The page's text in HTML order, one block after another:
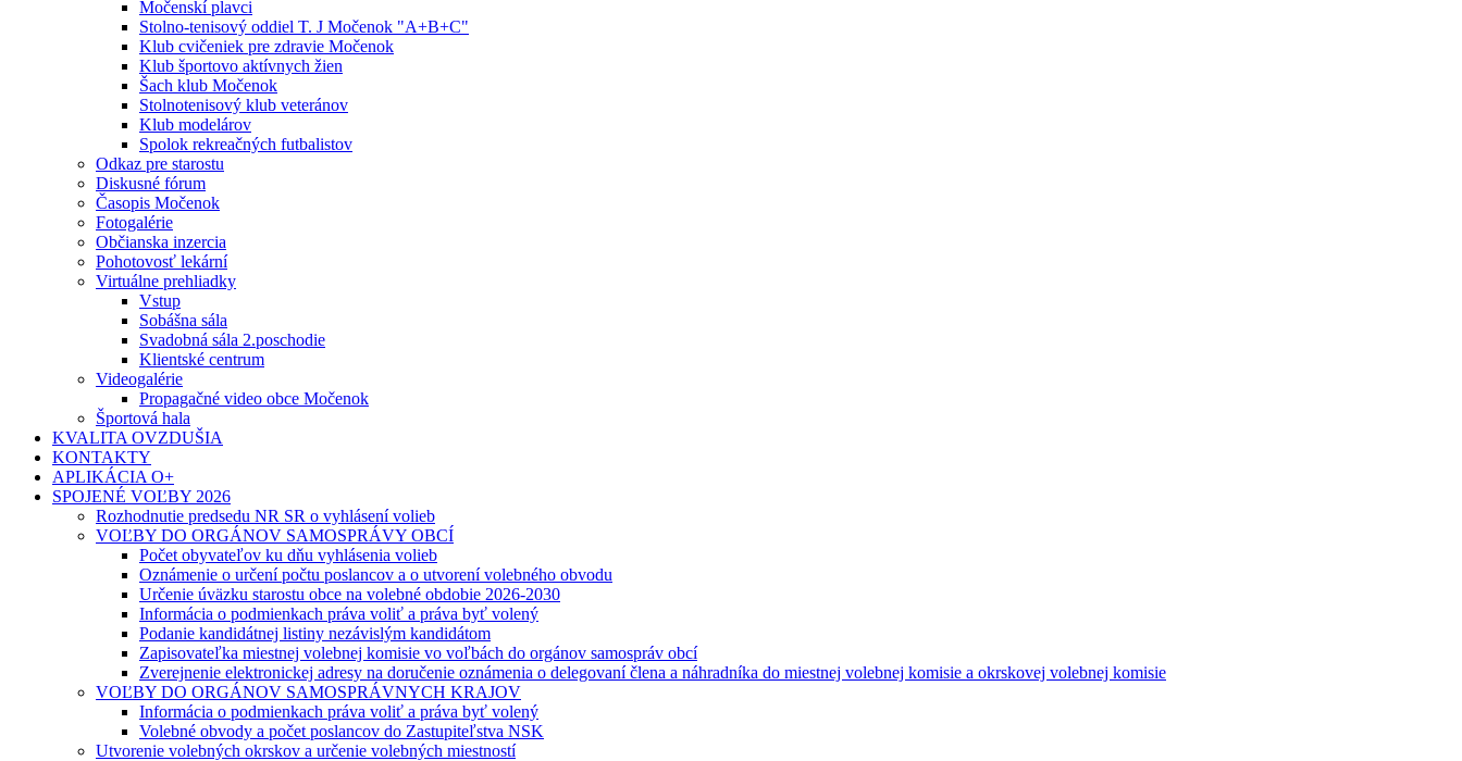
Močenskí plavci
Stolno-tenisový oddiel T. J Močenok "A+B+C"
Klub cvičeniek pre zdravie Močenok
Klub športovo aktívnych žien
Šach klub Močenok
Stolnotenisový klub veteránov
Klub modelárov
Spolok rekreačných futbalistov
Odkaz pre starostu
Diskusné fórum
Časopis Močenok
Fotogalérie
Občianska inzercia
Pohotovosť lekární
Virtuálne prehliadky
Vstup
Sobášna sála
Svadobná sála 2.poschodie
Klientské centrum
Videogalérie
Propagačné video obce Močenok
Športová hala
KVALITA OVZDUŠIA
KONTAKTY
APLIKÁCIA O+
SPOJENÉ VOĽBY 2026
Rozhodnutie predsedu NR SR o vyhlásení volieb
VOĽBY DO ORGÁNOV SAMOSPRÁVY OBCÍ
Počet obyvateľov ku dňu vyhlásenia volieb
Oznámenie o určení počtu poslancov a o utvorení volebného obvodu
Určenie úväzku starostu obce na volebné obdobie 2026-2030
Informácia o podmienkach práva voliť a práva byť volený
Podanie kandidátnej listiny nezávislým kandidátom
Zapisovateľka miestnej volebnej komisie vo voľbách do orgánov samospráv obcí
Zverejnenie elektronickej adresy na doručenie oznámenia o delegovaní člena a náhradníka do miestnej volebnej komisie a okrskovej volebnej komisie
VOĽBY DO ORGÁNOV SAMOSPRÁVNYCH KRAJOV
Informácia o podmienkach práva voliť a práva byť volený
Volebné obvody a počet poslancov do Zastupiteľstva NSK
Utvorenie volebných okrskov a určenie volebných miestností